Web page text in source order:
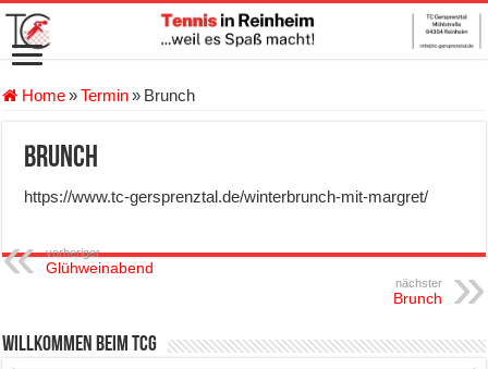
Home»Termin» Brunch
Brunch
https://www.tc-gersprenztal.de/winterbrunch-mit-margret/
vorheriger
Glühweinabend
nächster
Brunch
Willkommen beim TCG